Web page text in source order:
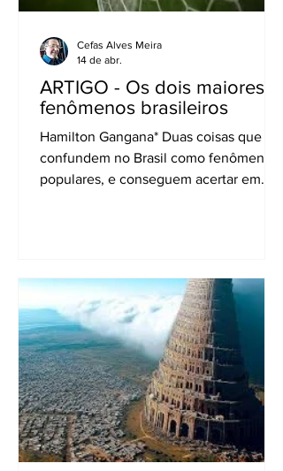
ARTIGO - Os dois maiores
fenômenos brasileiros
Hamilton Gangana* Duas coisas que se
confundem no Brasil como fenômenos
populares, e conseguem acertar em
pessoas chorarem, em 16/7/1950,
quando perdemos a Copa do Mundo
para o Uruguai, no estádio Maracanã,
RJ. Para os uruguaios, virou
Maracanazo! Hoje, cerca de 215
milhões podem se informar, se divertir
e curtir a vida
Cefas Alves Meira
14 de abr.